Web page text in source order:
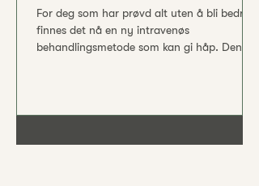
For deg som har prøvd alt uten å bli bedre,
finnes det nå en ny intravenøs
behandlingsmetode som kan gi håp. Den
under tett medisinsk oppfølging, slik at du
Denne nye metoden representerer et